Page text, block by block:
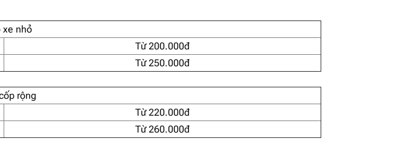
xe nhỏ
Từ 200.000đ
Từ 250.000đ
rộng
Từ 220.000đ
Từ 260.000đ